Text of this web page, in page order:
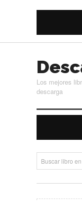
Los mejores
descarga